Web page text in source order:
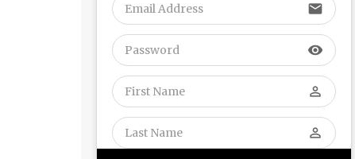
email
visibility
perm_identity
perm_identity